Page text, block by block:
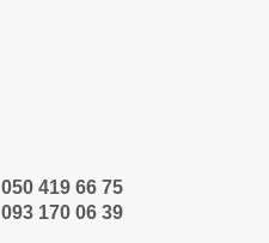
050 419 66 75
093 170 06 39